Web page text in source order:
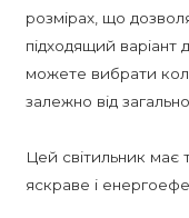
розмірах, що
підходящий варіант
можете вибрати
залежно від
Цей світильник має
яскраве і